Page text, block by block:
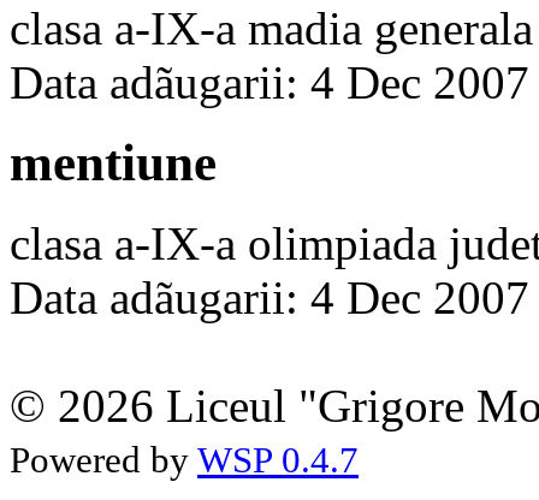
clasa a-IX-a madia
Data adãugarii: 4 Dec 2007
mentiune
clasa a-IX-a olimpiada
Data adãugarii: 4 Dec 2007
© 2026 Liceul "Grigore
Powered by WSP 0.4.7